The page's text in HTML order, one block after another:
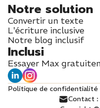
Notre solution
Convertir un texte
L'écriture inclusive
Notre blog inclusif
Inclusi
Essayer Max
Politique de confidentialité
Contact